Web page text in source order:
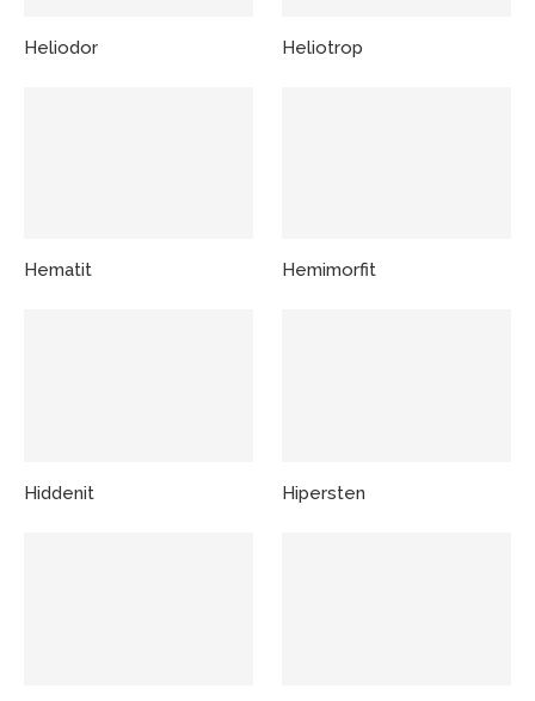
Heliodor Heliotrop
Hematit Hemimorfit
Hiddenit Hipersten